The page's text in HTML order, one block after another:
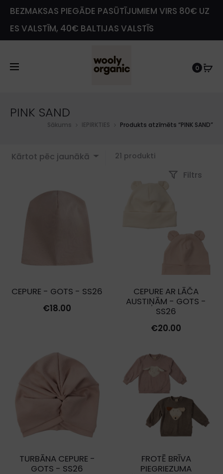
BEZMAKSAS PIEGĀDE PASŪTĪJUMIEM VIRS 80€ UZ
ES VALSTĪM, 40€ BALTIJAS VALSTĪS
0
PINK SAND
Sākums IEPIRKTIES Produkts atzīmēts “PINK SAND”
Kārtot pēc jaunākā 21 produkti
latest
Filtrs
CEPURE - GOTS - SS26
€18.00
CEPURE AR LĀČA
AUSTIŅĀM - GOTS -
SS26
€20.00
TURBĀNA CEPURE -
GOTS - SS26
FROTĒ BRĪVA
PIEGRIEZUMA